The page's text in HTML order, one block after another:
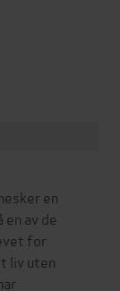
en
av de
for
liv uten